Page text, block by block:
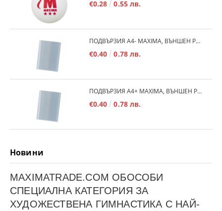
€0.28 0.55 лв.
ПОДВЪРЗИЯ A4- MAXIMA, ВЪНШЕН РАЗМЕР 530Х290 ММ, РЕГУЛИРУЕМА /150187/
€0.40 0.78 лв.
ПОДВЪРЗИЯ А4+ MAXIMA, ВЪНШЕН РАЗМЕР 540Х300 ММ, РЕГУЛИРУЕМА /150186/
€0.40 0.78 лв.
Новини
MAXIMATRADE.COM ОБОСОБИ
СПЕЦИАЛНА КАТЕГОРИЯ ЗА
ХУДОЖЕСТВЕНА ГИМНАСТИКА С НАЙ-